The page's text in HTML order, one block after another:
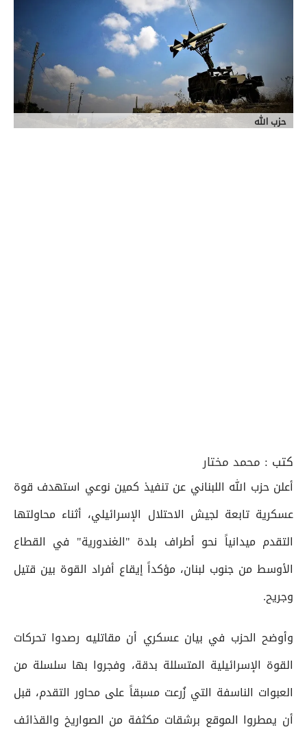
حزب الله
كتب : محمد مختار
أعلن حزب الله اللبناني عن تنفيذ كمين نوعي استهدف قوة
عسكرية تابعة لجيش الاحتلال الإسرائيلي، أثناء محاولتها
التقدم ميدانياً نحو أطراف بلدة "الغندورية" في القطاع
الأوسط من جنوب لبنان، مؤكداً إيقاع أفراد القوة بين قتيل
وجريح.
وأوضح الحزب في بيان عسكري أن مقاتليه رصدوا تحركات
القوة الإسرائيلية المتسللة بدقة، وفجروا بها سلسلة من
العبوات الناسفة التي زُرعت مسبقاً على محاور التقدم، قبل
أن يمطروا الموقع برشقات مكثفة من الصواريخ والقذائف